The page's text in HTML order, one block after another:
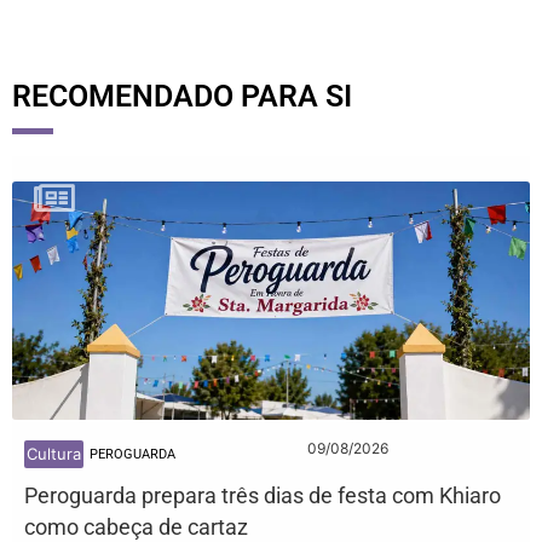
RECOMENDADO PARA SI
Cultura PEROGUARDA 09/08/2026
Peroguarda prepara três dias de festa com Khiaro
como cabeça de cartaz